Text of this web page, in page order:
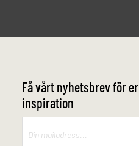
Få vårt nyhetsbrev för
inspiration